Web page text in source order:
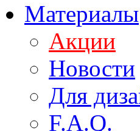
Материалы
Акции
Новости
Для
F.A.Q.